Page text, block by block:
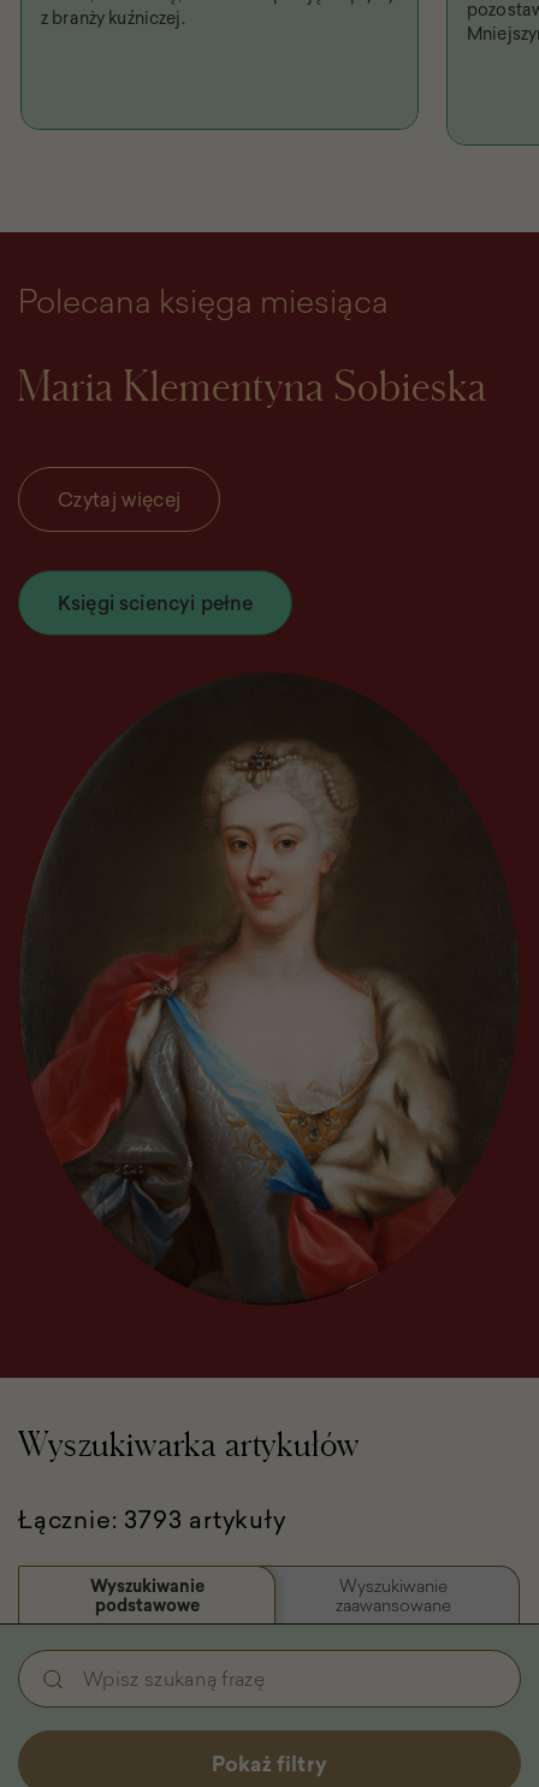
z branży kuźniczej.
Polecana księga miesiąca
Maria Klementyna Sobieska
Czytaj więcej
Księgi sciencyi pełne
Wyszukiwarka artykułów
Łącznie: 3793 artykuły
Wyszukiwanie
podstawowe
Wyszukiwanie
zaawansowane
Wyszukiwanie
podstawowe
-
Filtry
Wpisz
szukaną
frazę
Pokaż filtry